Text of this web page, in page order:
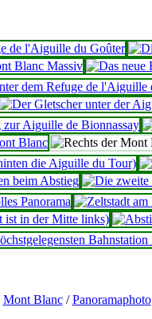
Mont Blanc/Panoramaphoto